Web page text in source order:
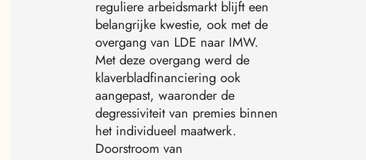
reguliere arbeidsmarkt blijft een
belangrijke kwestie, ook met de
overgang van LDE naar IMW.
Met deze overgang werd de
klaverbladfinanciering ook
aangepast, waaronder de
degressiviteit van premies binnen
het individueel maatwerk.
Doorstroom van